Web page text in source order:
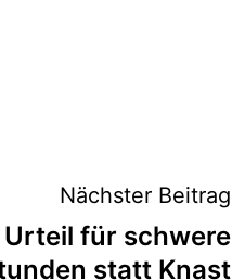
Nächster Beitrag
für schwere
statt Knast